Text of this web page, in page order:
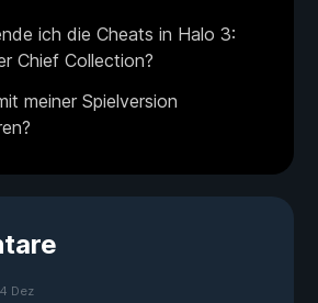
ich die Cheats in Halo 3:
Chief Collection?
meiner Spielversion
Dez